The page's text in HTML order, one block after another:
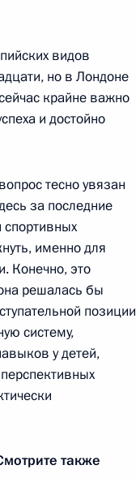
видов
но в Лондоне
крайне важно
и достойно
тесно увязан
за последние
спортивных
именно для
Конечно, это
решалась бы
позиции
систему,
у детей,
также